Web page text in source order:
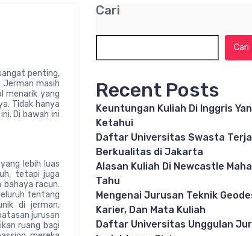
penting,
Jerman masih
menarik yang
Tidak hanya
Di bawah ini
lebih luas
tetapi juga
bahaya racun.
tentang
di jerman,
jurusan
ruang bagi
Cari
Cari
Recent Posts
Keuntungan Kuliah Di Inggris
Ketahui
Daftar Universitas Swasta
Berkualitas di Jakarta
Alasan Kuliah Di Newcastle
Tahu
Mengenai Jurusan Teknik
Karier, Dan Mata Kuliah
Daftar Universitas Unggulan